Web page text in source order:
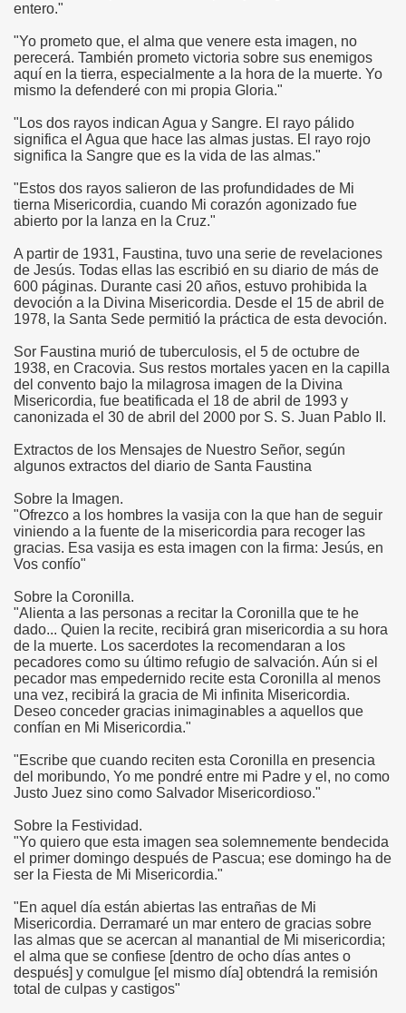
entero."
"Yo prometo que, el alma que venere esta imagen, no
perecerá. También prometo victoria sobre sus enemigos
aquí en la tierra, especialmente a la hora de la muerte. Yo
mismo la defenderé con mi propia Gloria."
"Los dos rayos indican Agua y Sangre. El rayo pálido
significa el Agua que hace las almas justas. El rayo rojo
significa la Sangre que es la vida de las almas."
"Estos dos rayos salieron de las profundidades de Mi
tierna Misericordia, cuando Mi corazón agonizado fue
abierto por la lanza en la Cruz."
A partir de 1931, Faustina, tuvo una serie de revelaciones
de Jesús. Todas ellas las escribió en su diario de más de
600 páginas. Durante casi 20 años, estuvo prohibida la
devoción a la Divina Misericordia. Desde el 15 de abril de
1978, la Santa Sede permitió la práctica de esta devoción.
Sor Faustina murió de tuberculosis, el 5 de octubre de
1938, en Cracovia. Sus restos mortales yacen en la capilla
del convento bajo la milagrosa imagen de la Divina
Misericordia, fue beatificada el 18 de abril de 1993 y
canonizada el 30 de abril del 2000 por S. S. Juan Pablo II.
Extractos de los Mensajes de Nuestro Señor, según
algunos extractos del diario de Santa Faustina
Sobre la Imagen.
"Ofrezco a los hombres la vasija con la que han de seguir
viniendo a la fuente de la misericordia para recoger las
gracias. Esa vasija es esta imagen con la firma: Jesús, en
Vos confío"
Sobre la Coronilla.
"Alienta a las personas a recitar la Coronilla que te he
dado... Quien la recite, recibirá gran misericordia a su hora
de la muerte. Los sacerdotes la recomendaran a los
pecadores como su último refugio de salvación. Aún si el
pecador mas empedernido recite esta Coronilla al menos
una vez, recibirá la gracia de Mi infinita Misericordia.
Deseo conceder gracias inimaginables a aquellos que
confían en Mi Misericordia."
"Escribe que cuando reciten esta Coronilla en presencia
del moribundo, Yo me pondré entre mi Padre y el, no como
Justo Juez sino como Salvador Misericordioso."
Sobre la Festividad.
"Yo quiero que esta imagen sea solemnemente bendecida
el primer domingo después de Pascua; ese domingo ha de
ser la Fiesta de Mi Misericordia."
"En aquel día están abiertas las entrañas de Mi
Misericordia. Derramaré un mar entero de gracias sobre
las almas que se acercan al manantial de Mi misericordia;
el alma que se confiese [dentro de ocho días antes o
después] y comulgue [el mismo día] obtendrá la remisión
total de culpas y castigos"